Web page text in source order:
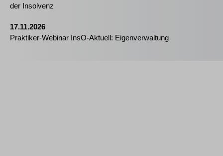
der Insolvenz
17.11.2026
Praktiker-Webinar InsO-Aktuell: Eigenverwaltung